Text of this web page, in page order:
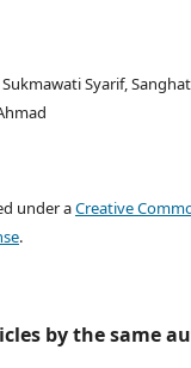
Syarif,
under aCreative
.
by the same